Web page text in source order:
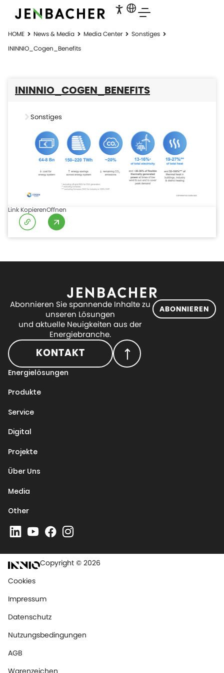
HOME News & Media Media Center
Sonstiges
ININNIO_Cogen_Benefits
ININNIO_COGEN_BENEFITS
Sonstiges
Link KopierenOffnen
Abonnieren Sie spannende Inhalte zu
unseren Lösungen
und aktuelle Neuigkeiten aus der
Energiebranche.
ABONNIEREN
KONTAKT
Energielösungen
Produkte
Service
Digital
Projekte
Über Uns
Media
Other
Copyright © 2026
Cookies
Impressum
Datenschutz
Nutzungsbedingungen
AGB
Warenzeichen